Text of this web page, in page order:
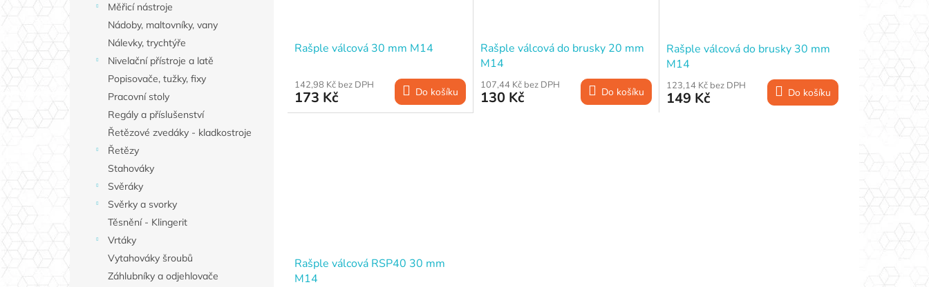
Měřicí nástroje
Nádoby, maltovníky, vany
Nálevky, trychtýře
Nivelační přístroje a latě
Popisovače, tužky, fixy
Pracovní stoly
Regály a příslušenství
Řetězové zvedáky - kladkostroje
Řetězy
Stahováky
Svěráky
Svěrky a svorky
Těsnění - Klingerit
Vrtáky
Vytahováky šroubů
Záhlubníky a odjehlovače
Rašple válcová 30 mm M14
142,98 Kč bez DPH
173 Kč Do košíku
Rašple válcová do brusky 20 mm
M14
107,44 Kč bez DPH
130 Kč Do košíku
Rašple válcová do brusky 30 mm
M14
123,14 Kč bez DPH
149 Kč Do košíku
Rašple válcová RSP40 30 mm
M14